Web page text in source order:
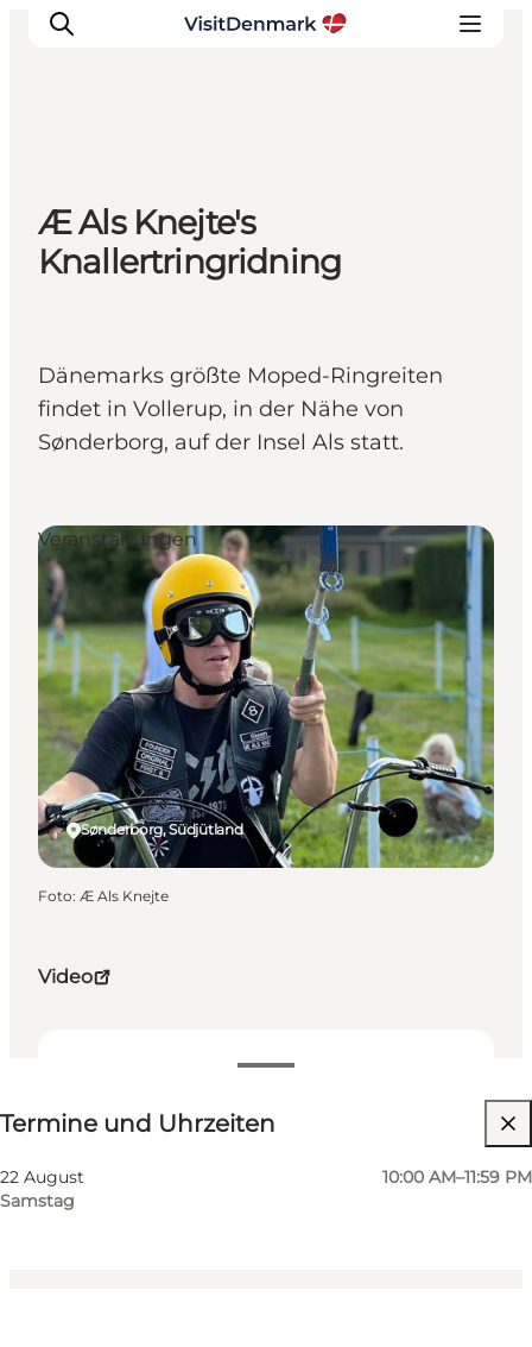
Inspiration
Regionen
Erlebnisse
Æ Als Knejte's
Knallertringridning
Dänemarks größte Moped-Ringreiten
findet in Vollerup, in der Nähe von
Sønderborg, auf der Insel Als statt.
Video
Termine und Uhrzeiten
Termine und Uhrzeiten
22 August
Samstag
10:00 AM–11:59 PM
Website besuchen
Kinder, Freunde, Mein Partner, Mir selbst
Sønderborg, Südjütland
Veranstaltungen
Foto: Æ Als Knejte